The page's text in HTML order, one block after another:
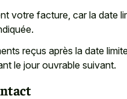
votre facture, car la date
reçus après la date
le jour ouvrable suivant.